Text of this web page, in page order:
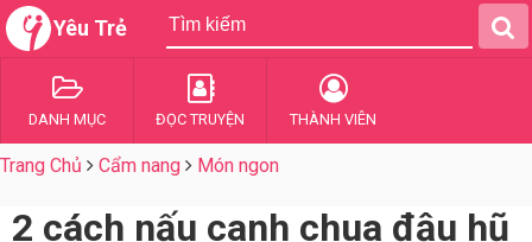
Yêu Trẻ
DANH MỤC ĐỌC TRUYỆN THÀNH VIÊN
Trang Chủ Cẩm nang Món ngon
2 cách nấu canh chua đậu hũ